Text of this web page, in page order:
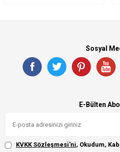
Sosyal
E-Bülten
KVKK Sözleşmesi'ni, Okudum,